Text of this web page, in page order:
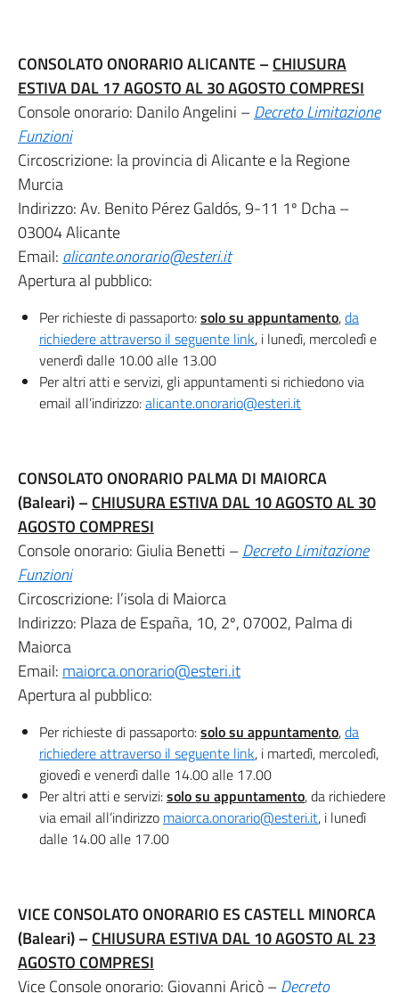
CONSOLATO ONORARIO ALICANTE – CHIUSURA
ESTIVA DAL 17 AGOSTO AL 30 AGOSTO COMPRESI
Console onorario: Danilo Angelini –Decreto Limitazione
Funzioni
Circoscrizione: la provincia di Alicante e la Regione
Murcia
Indirizzo: Av. Benito Pérez Galdós, 9-11 1º Dcha –
03004 Alicante
Email: alicante.onorario@esteri.it
Apertura al pubblico:
Per richieste di passaporto:solo su appuntamento,da
richiedere attraverso il seguente link, i lunedì, mercoledì e
venerdì dalle 10.00 alle 13.00
Per altri atti e servizi, gli appuntamenti si richiedono via
email all’indirizzo:alicante.onorario@esteri.it
CONSOLATO ONORARIO PALMA DI MAIORCA
(Baleari) – CHIUSURA ESTIVA DAL 10 AGOSTO AL 30
AGOSTO COMPRESI
Console onorario: Giulia Benetti –Decreto Limitazione
Funzioni
Circoscrizione: l’isola di Maiorca
Indirizzo: Plaza de España, 10, 2º, 07002, Palma di
Maiorca
Email: maiorca.onorario@esteri.it
Apertura al pubblico:
Per richieste di passaporto:solo su appuntamento,da
richiedere attraverso il seguente link, i martedì, mercoledì,
giovedì e venerdì dalle 14.00 alle 17.00
Per altri atti e servizi:solo su appuntamento, da richiedere
via email all’indirizzo maiorca.onorario@esteri.it, i lunedì
dalle 14.00 alle 17.00
VICE CONSOLATO ONORARIO ES CASTELL MINORCA
(Baleari) – CHIUSURA ESTIVA DAL 10 AGOSTO AL 23
AGOSTO COMPRESI
Vice Console onorario: Giovanni Aricò –Decreto